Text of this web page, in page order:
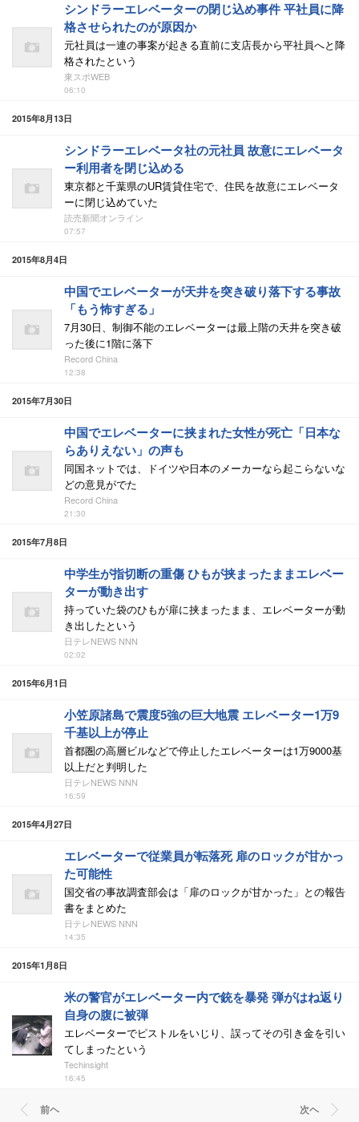
シンドラーエレベーターの閉じ込め事件 平社員に降
格させられたのが原因か
元社員は一連の事案が起きる直前に支店長から平社員へと降
格されたという
東スポWEB
06:10
2015年8月13日
シンドラーエレベータ社の元社員 故意にエレベータ
ー利用者を閉じ込める
東京都と千葉県のUR賃貸住宅で、住民を故意にエレベータ
ーに閉じ込めていた
読売新聞オンライン
07:57
2015年8月4日
中国でエレベーターが天井を突き破り落下する事故
「もう怖すぎる」
7月30日、制御不能のエレベーターは最上階の天井を突き破
った後に1階に落下
Record China
12:38
2015年7月30日
中国でエレベーターに挟まれた女性が死亡「日本な
らありえない」の声も
同国ネットでは、ドイツや日本のメーカーなら起こらないな
どの意見がでた
Record China
21:30
2015年7月8日
中学生が指切断の重傷 ひもが挟まったままエレベー
ターが動き出す
持っていた袋のひもが扉に挟まったまま、エレベーターが動
き出したという
日テレNEWS NNN
02:02
2015年6月1日
小笠原諸島で震度5強の巨大地震 エレベーター1万9
千基以上が停止
首都圏の高層ビルなどで停止したエレベーターは1万9000基
以上だと判明した
日テレNEWS NNN
16:59
2015年4月27日
エレベーターで従業員が転落死 扉のロックが甘かっ
た可能性
国交省の事故調査部会は「扉のロックが甘かった」との報告
書をまとめた
日テレNEWS NNN
14:35
2015年1月8日
米の警官がエレベーター内で銃を暴発 弾がはね返り
自身の腹に被弾
エレベーターでピストルをいじり、誤ってその引き金を引い
てしまったという
Techinsight
16:45
前ヘ 次ヘ